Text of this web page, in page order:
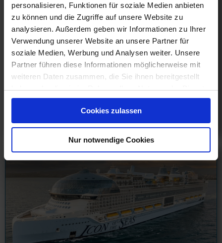
personalisieren, Funktionen für soziale Medien anbieten
zu können und die Zugriffe auf unsere Website zu
analysieren. Außerdem geben wir Informationen zu Ihrer
Verwendung unserer Website an unsere Partner für
soziale Medien, Werbung und Analysen weiter. Unsere
Partner führen diese Informationen möglicherweise mit
weiteren Daten zusammen, die Sie ihnen bereitgestellt
haben oder die sie im Rahmen Ihrer Nutzung der Dienste
gesammelt haben.
Cookies zulassen
Nur notwendige Cookies
Legend of the Seas
Östliche Karibik 4 Tage ab/an Fort Lauderdale mit
Cashback
27.08.26 - 15.04.28
921 €
am 11.11.26